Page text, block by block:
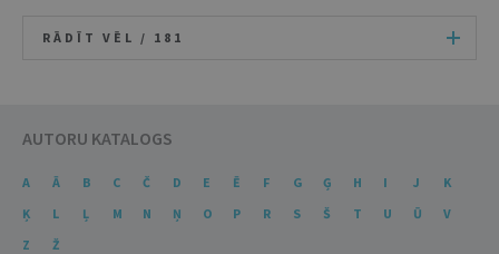
RĀDĪT VĒL / 181
AUTORU KATALOGS
A Ā B C Č D E Ē F G Ģ H I J
K
Ķ
L Ļ M N Ņ O P R S Š T U Ū
V
Z
Ž